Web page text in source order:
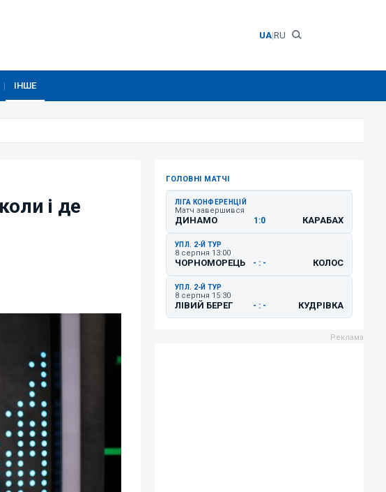
UA|RU
ІНШЕ
і де
ГОЛОВНІ МАТЧІ
ЛІГА КОНФЕРЕНЦІЙ
Матч завершився
ДИНАМО 1:0 КАРАБАХ
УПЛ. 2-Й ТУР
8 серпня 13:00
ЧОРНОМОРЕЦЬ - : - КОЛОС
УПЛ. 2-Й ТУР
8 серпня 15:30
ЛІВИЙ БЕРЕГ - : - КУДРІВКА